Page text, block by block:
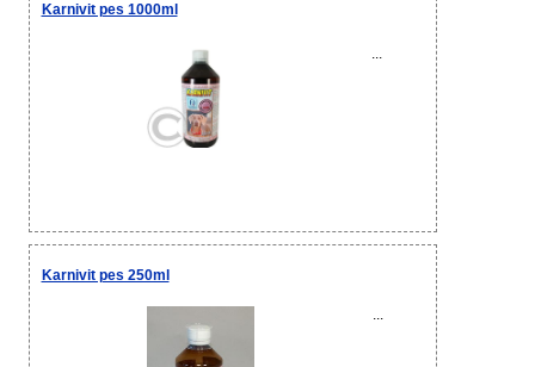
Karnivit pes 1000ml
...
Karnivit pes 250ml
...